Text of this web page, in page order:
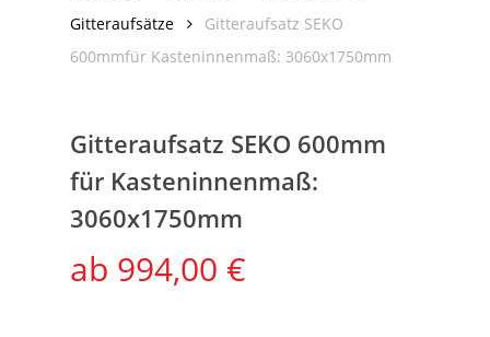
Gitteraufsätze
Gitteraufsatz SEKO
600mmfür Kasteninnenmaß: 3060x1750mm
Gitteraufsatz SEKO 600mm
für Kasteninnenmaß:
3060x1750mm
994,00 €